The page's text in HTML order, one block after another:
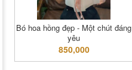
Bó hoa hồng đẹp - Một chút đáng
yêu
850,000